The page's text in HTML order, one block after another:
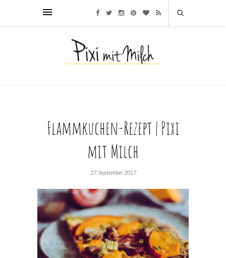
Flammkuchen-Rezept | Pixi
mit Milch
27. September 2017